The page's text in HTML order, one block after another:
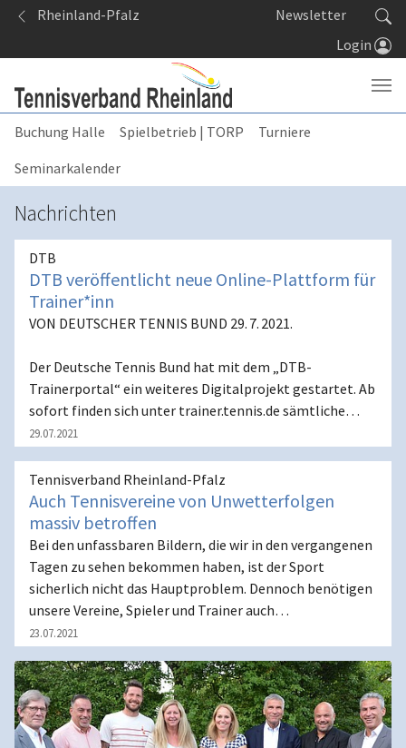
Springe zum Seiteninhalt
Rheinland-Pfalz
Newsletter
Login
Buchung Halle Spielbetrieb | TORP
Turniere
Seminarkalender
Nachrichten
DTB
DTB veröffentlicht neue Online-Plattform für
Trainer*inn
VON DEUTSCHER TENNIS BUND 29. 7. 2021.
Der Deutsche Tennis Bund hat mit dem „DTB-
Trainerportal“ ein weiteres Digitalprojekt gestartet. Ab
sofort finden sich unter trainer.tennis.de sämtliche…
29.07.2021
Tennisverband Rheinland-Pfalz
Auch Tennisvereine von Unwetterfolgen
massiv betroffen
Bei den unfassbaren Bildern, die wir in den vergangenen
Tagen zu sehen bekommen haben, ist der Sport
sicherlich nicht das Hauptproblem. Dennoch benötigen
unsere Vereine, Spieler und Trainer auch…
23.07.2021